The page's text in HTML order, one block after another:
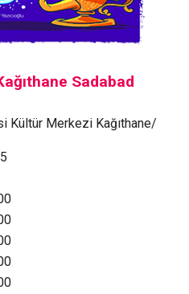
Sadabad
Kültür Merkezi Kağıthane/